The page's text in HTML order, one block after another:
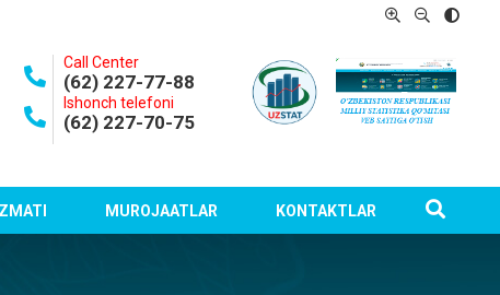
Call Center
(62) 227-77-88
Ishonch telefoni
(62) 227-70-75
MUROJAATLAR KONTAKTLAR